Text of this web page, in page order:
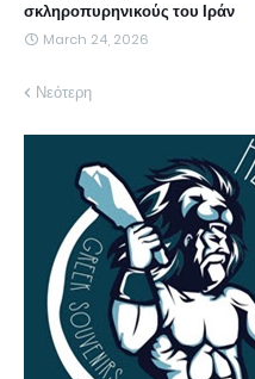
σκληροπυρηνικούς του Ιράν
March 24, 2026
Νεότερη